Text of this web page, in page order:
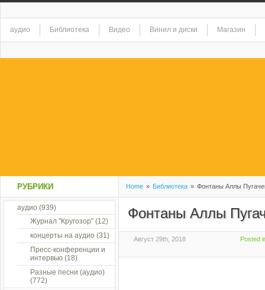
аудио Библиотека Видео Винил и диски Магазин
Home » Библиотека » Фонтаны Аллы
Фонтаны Аллы
Август 29th, 2018 Posted
РУБРИКИ
аудио (939)
Журнал "Кругозор" (12)
концерты на аудио (31)
Пресс-конференции и
интервью (18)
Разные песни (аудио)
(772)